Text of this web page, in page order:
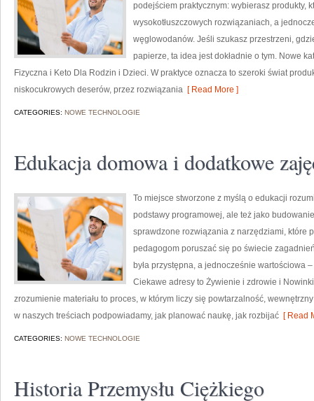
podejściem praktycznym: wybierasz produkty,
wysokotłuszczowych rozwiązaniach, a
węglowodanów. Jeśli szukasz przestrzeni,
papierze, ta idea jest dokładnie o tym. Nowe
Fizyczna i Keto Dla Rodzin i Dzieci. W praktyce oznacza to szeroki świat
niskocukrowych deserów, przez rozwiązania [ Read More ]
CATEGORIES: NOWE TECHNOLOGIE
Edukacja domowa i dodatkowe
To miejsce stworzone z myślą o edukacji
podstawy programowej, ale też jako
sprawdzone rozwiązania z narzędziami, które
pedagogom poruszać się po świecie
była przystępna, a jednocześnie wartościowa
Ciekawe adresy to Żywienie i zdrowie i
zrozumienie materiału to proces, w którym liczy się powtarzalność,
w naszych treściach podpowiadamy, jak planować naukę, jak rozbijać [ Read
CATEGORIES: NOWE TECHNOLOGIE
Historia Przemysłu Ciężkiego